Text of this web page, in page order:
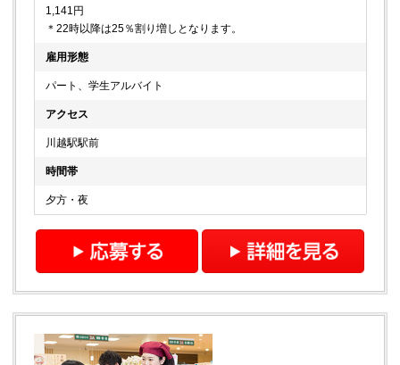
1,141円
＊22時以降は25％割り増しとなります。
雇用形態
パート、学生アルバイト
アクセス
川越駅駅前
時間帯
夕方・夜